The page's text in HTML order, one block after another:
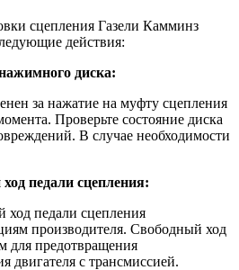
сцепления Газели Камминз
действия:
диска:
за нажатие на муфту сцепления
Проверьте состояние диска
В случае необходимости
педали сцепления:
ход педали сцепления
производителя. Свободный ход
для предотвращения
двигателя с трансмиссией.